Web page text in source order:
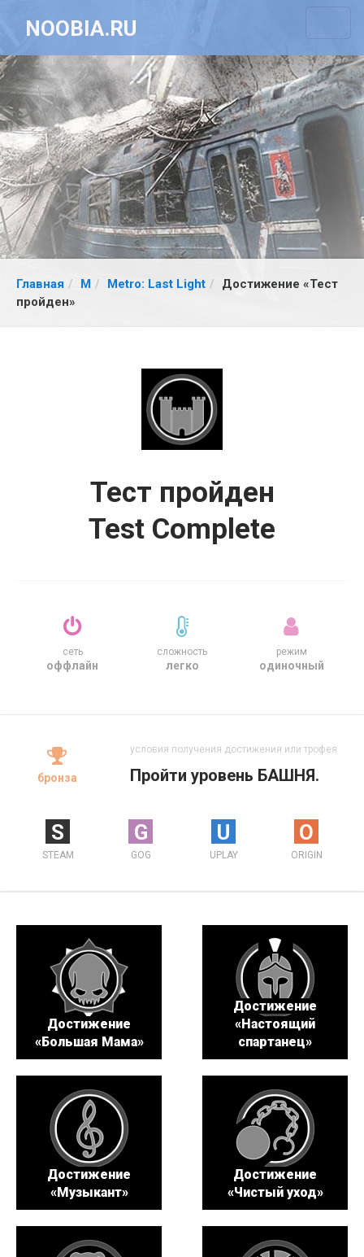
NOOBIA.RU
Главная M Metro: Last Light
Достижение «Тест
пройден»
Тест пройден
Test Сomplete
сеть
оффлайн
сложность
легко
режим
одиночный
бронза
условия получения достижения или трофея
Пройти уровень БАШНЯ.
S
STEAM
G
GOG
U
UPLAY
O
ORIGIN
Достижение
«Большая Мама»
Достижение
«Настоящий
спартанец»
Достижение
«Музыкант»
Достижение
«Чистый уход»